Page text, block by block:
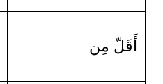
أَقَلّ مِن